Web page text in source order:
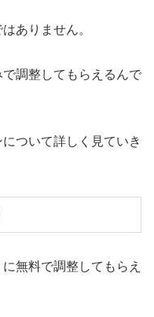
ありません。
調整してもらえるんで
ついて詳しく見ていき
無料で調整してもらえ